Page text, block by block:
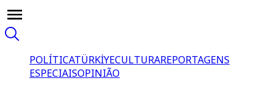
POLÍTICATÜRKİYECULTURAREPORTAGENS
ESPECIAISOPINIÃO